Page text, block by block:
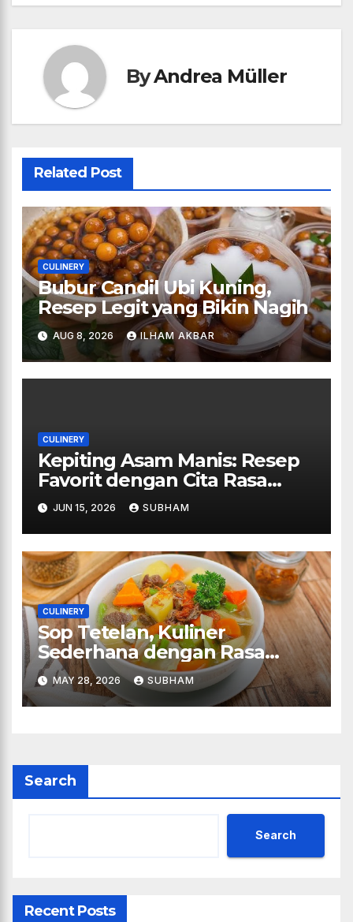
ByAndrea Müller
Related Post
CULINERY
Bubur Candil Ubi Kuning,
Resep Legit yang Bikin Nagih
AUG 8, 2026 ILHAM AKBAR
CULINERY
Kepiting Asam Manis: Resep
Favorit dengan Cita Rasa
Restoran
JUN 15, 2026 SUBHAM
CULINERY
Sop Tetelan, Kuliner
Sederhana dengan Rasa
Juara
MAY 28, 2026 SUBHAM
Search
Search
Recent Posts